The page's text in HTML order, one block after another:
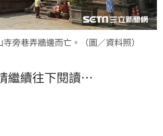
旁巷弄牆邊而亡。（圖／資料照）
繼續往下閱讀…